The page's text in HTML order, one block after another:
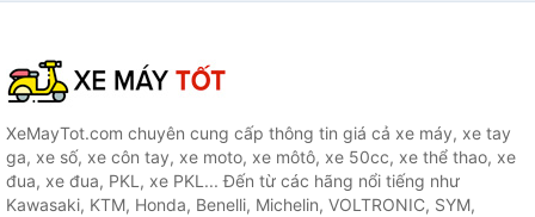
XeMayTot.com chuyên cung cấp thông tin giá cả xe máy, xe tay
ga, xe số, xe côn tay, xe moto, xe môtô, xe 50cc, xe thể thao, xe
đua, xe đua, PKL, xe PKL... Đến từ các hãng nổi tiếng như
Kawasaki, KTM, Honda, Benelli, Michelin, VOLTRONIC, SYM,